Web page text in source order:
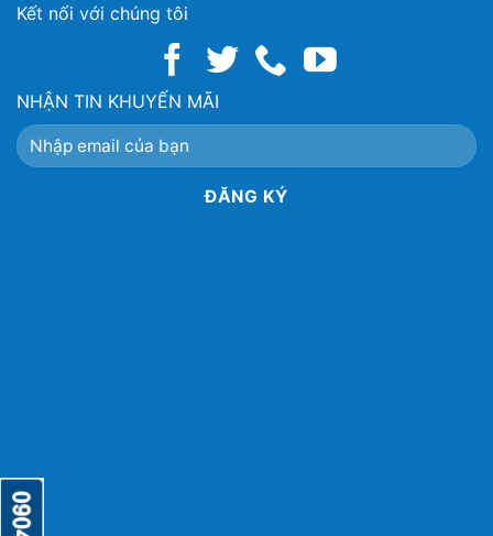
Kết nối với chúng tôi
NHẬN TIN KHUYẾN MÃI